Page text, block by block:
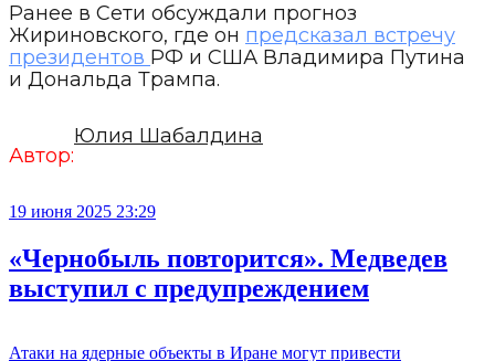
Ранее в Сети обсуждали прогноз
Жириновского, где он предсказал встречу
президентов РФ и США Владимира Путина
и Дональда Трампа.
Автор:
Юлия Шабалдина
19 июня 2025 23:29
«Чернобыль повторится». Медведев
выступил с предупреждением
Атаки на ядерные объекты в Иране могут привести